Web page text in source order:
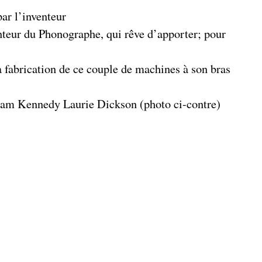
l’inventeur
du Phonographe, qui rêve d’apporter; pour
de ce couple de machines à son bras
Kennedy Laurie Dickson (photo ci-contre)